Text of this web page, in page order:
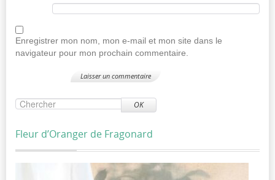
Enregistrer mon nom, mon e-mail et mon site dans le
navigateur pour mon prochain commentaire.
OK
Fleur d’Oranger de Fragonard